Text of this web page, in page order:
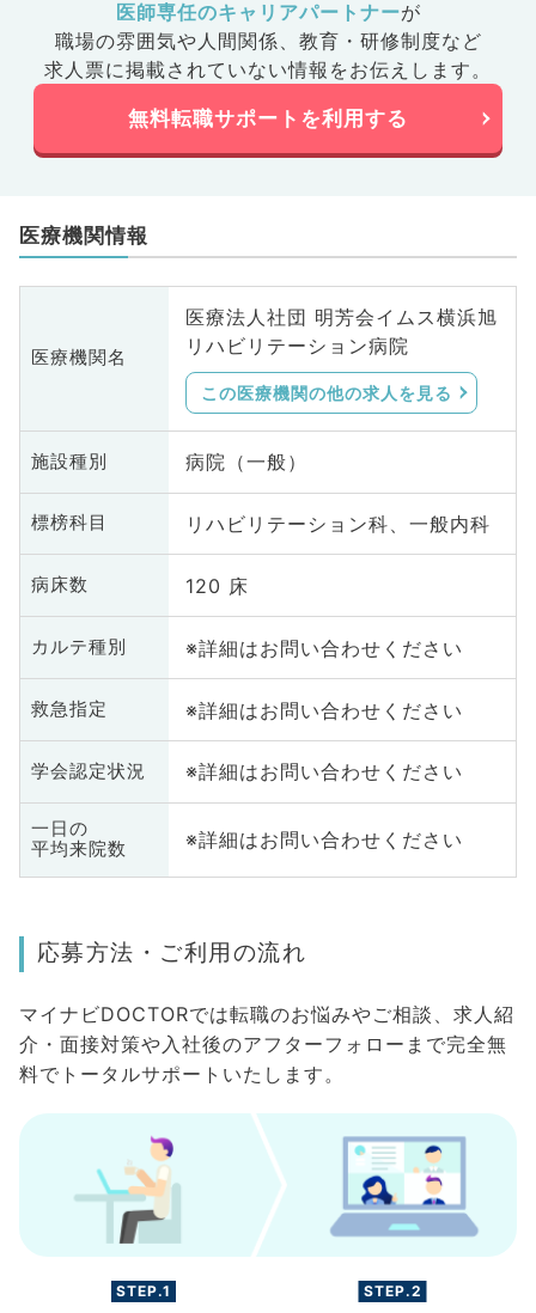
医師専任のキャリアパートナーが
職場の雰囲気や人間関係、 教育・研修制度など
求人票に掲載されていない情報をお伝えします。
無料転職サポートを利用する
医療機関情報
医療機関名
医療法人社団 明芳会イムス横浜旭
リハビリテーション病院​
この医療機関の他の求人を見る
施設種別 病院（一般）
標榜科目 リハビリテーション科、一般内科
病床数 120 床
カルテ種別 ※詳細はお問い合わせください
救急指定 ※詳細はお問い合わせください
学会認定状況 ※詳細はお問い合わせください
一日の
平均来院数
※詳細はお問い合わせください
応募方法・ご利用の流れ
マイナビDOCTORでは転職のお悩みやご相談、求人紹
介・面接対策や入社後のアフターフォローまで完全無
料でトータルサポートいたします。
STEP.1 STEP.2